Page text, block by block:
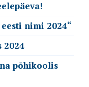
nimi 2024“
2024
põhikoolis